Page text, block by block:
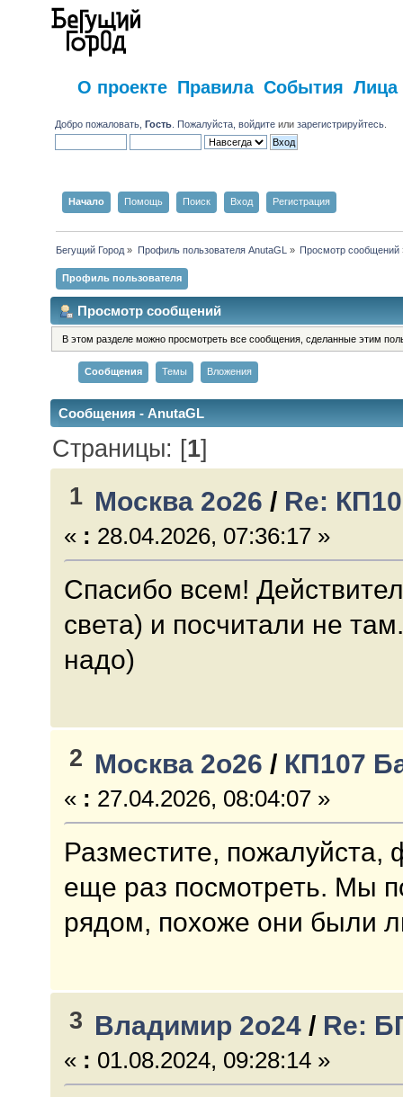
О проекте Правила События Лица
Добро пожаловать,Гость . Пожалуйста,войдите илизарегистрируйтесь
Начало Помощь Поиск Вход Регистрация
Бегущий Город » Профиль пользователя AnutaGL » Просмотр сообщений
Профиль пользователя
Просмотр сообщений
В этом разделе можно просмотреть все сообщения, сделанные этим
Сообщения Темы Вложения
Сообщения - AnutaGL
Страницы: [1]
1 Москва 2о26 / Re:
« : 28.04.2026, 07:36:17 »
Спасибо всем!
света) и посчитали не
надо)
2 Москва 2о26 / КП107
« : 27.04.2026, 08:04:07 »
Разместите, пожалуйста,
еще раз посмотреть. Мы
рядом, похоже они были
3 Владимир 2о24 / Re:
« : 01.08.2024, 09:28:14 »